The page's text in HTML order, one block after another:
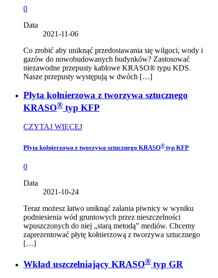
0
Data
2021-11-06
Co zrobić aby uniknąć przedostawania się wilgoci, wody i
gazów do nowobudowanych budynków? Zastosować
niezawodne przepusty kablowe KRASO® typu KDS.
Nasze przepusty występują w dwóch […]
Płyta kołnierzowa z tworzywa sztucznego
KRASO® typ KFP
CZYTAJ WIĘCEJ
Płyta kołnierzowa z tworzywa sztucznego KRASO® typ KFP
0
Data
2021-10-24
Teraz możesz łatwo uniknąć zalania piwnicy w wyniku
podniesienia wód gruntowych przez nieszczelności
wpuszczonych do niej „starą metodą” mediów. Chcemy
zaprezentować płytę kołnierzową z tworzywa sztucznego
[…]
Wkład uszczelniający KRASO® typ GR